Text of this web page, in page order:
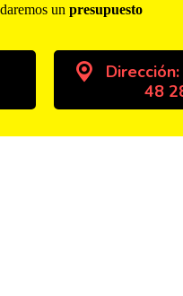
un presupuesto
48